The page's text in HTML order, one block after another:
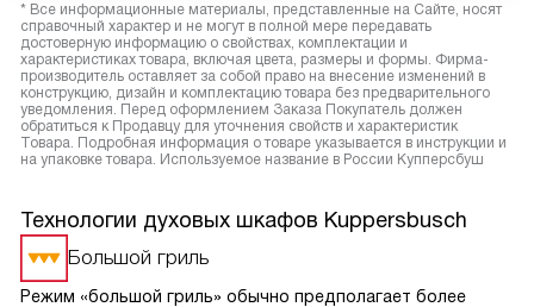
* Все информационные материалы, представленные на Сайте, носят
справочный характер и не могут в полной мере передавать
достоверную информацию о свойствах, комплектации и
характеристиках товара, включая цвета, размеры и формы. Фирма-
производитель оставляет за собой право на внесение изменений в
конструкцию, дизайн и комплектацию товара без предварительного
уведомления. Перед оформлением Заказа Покупатель должен
обратиться к Продавцу для уточнения свойств и характеристик
Товара. Подробная информация о товаре указывается в инструкции и
на упаковке товара. Используемое название в России Купперсбуш
Технологии духовых шкафов Kuppersbusch
Большой гриль
Режим «большой гриль» обычно предполагает более